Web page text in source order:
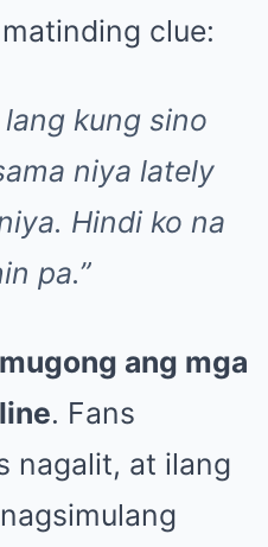
clue:
kung sino
niya lately
Hindi ko na
pa.”
ang mga
. Fans
nagalit, at ilang